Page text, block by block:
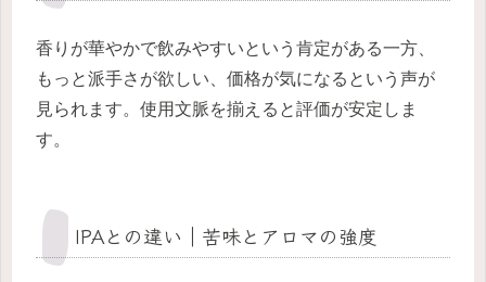
香りが華やかで飲みやすいという肯定がある一方、
もっと派手さが欲しい、価格が気になるという声が
見られます。使用文脈を揃えると評価が安定しま
す。
IPAとの違い｜苦味とアロマの強度